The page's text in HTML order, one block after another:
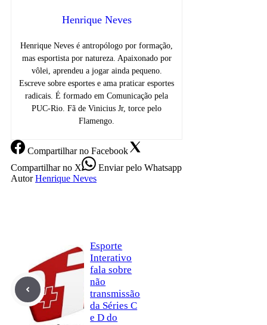
Henrique Neves
Henrique Neves é antropólogo por formação,
mas esportista por natureza. Apaixonado por
vôlei, aprendeu a jogar ainda pequeno.
Escreve sobre esportes e ama praticar esportes
radicais. É formado em Comunicação pela
PUC-Rio. Fã de Vinicius Jr, torce pelo
Flamengo.
Compartilharno Facebook
Compartilharno X Enviarpelo Whatsapp
Autor Henrique Neves
Esporte
Interativo
fala sobre
não
transmissão
da Séries C
e D do